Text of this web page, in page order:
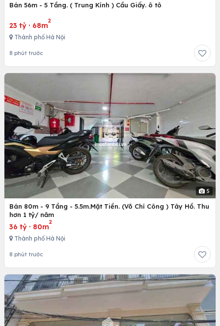
Bán 56m - 5 Tầng. ( Trung Kính ) Cầu Giấy. ô tô
23 tỷ · 68m
2
Thành phố Hà Nội
8 phút trước
5
Bán 80m - 9 Tầng - 5.5m.Mặt Tiền. (Võ Chí Công ) Tây Hồ. Thu
hơn 1 tỷ/ năm
36 tỷ · 80m
2
Thành phố Hà Nội
8 phút trước